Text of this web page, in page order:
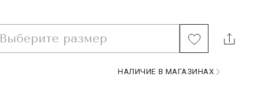
Выберите размер
НАЛИЧИЕ В МАГАЗИНАХ